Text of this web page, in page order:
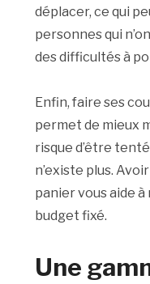
déplacer, ce qui
personnes qui
des difficultés à
Enfin, faire ses
permet de mieux
risque d’être
n’existe plus.
panier vous aide
budget fixé.
Une